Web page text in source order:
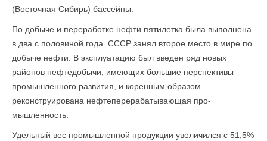
(Восточная Сибирь) бассейны.
По добыче и переработке нефти пятилетка была вы­полнена
в два с половиной года. СССР занял второе место в мире по
добыче нефти. В эксплуатацию был введен ряд новых
районов нефтедобычи, имеющих большие перспективы
промышленного развития, и коренным об­разом
реконструирована нефтеперерабатывающая про­
мышленность.
Удельный вес промышленной продукции увеличился с 51,5%